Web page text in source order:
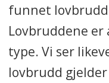
funnet
Lovbruddene
type. Vi ser
lovbrudd